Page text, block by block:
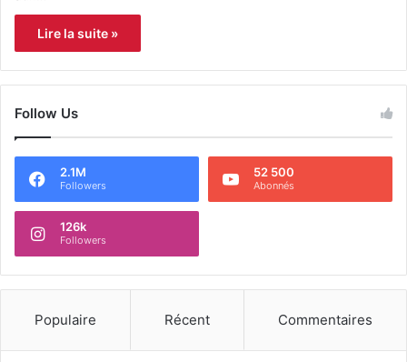
Lire la suite »
Follow Us
2.1M
Followers
52 500
Abonnés
126k
Followers
Populaire Récent Commentaires